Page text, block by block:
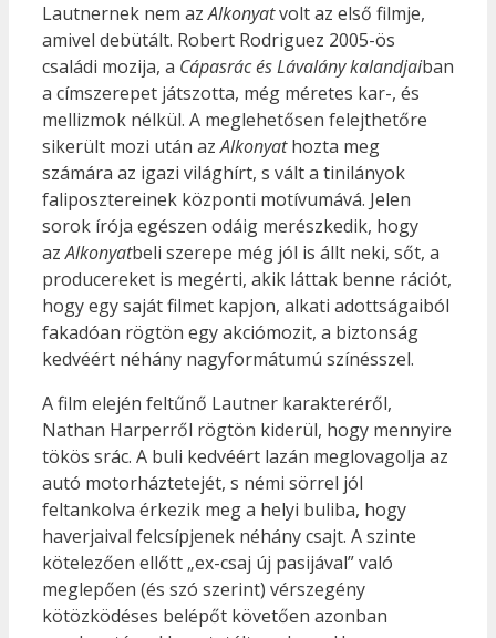
Lautnernek nem azAlkonyatvolt az első filmje,
amivel debütált. Robert Rodriguez 2005-ös
családi mozija, a Cápasrác és Lávalány kalandjaiban
a címszerepet játszotta, még méretes kar-, és
mellizmok nélkül. A meglehetősen felejthetőre
sikerült mozi után azAlkonyathozta meg
számára az igazi világhírt, s vált a tinilányok
faliposztereinek központi motívumává. Jelen
sorok írója egészen odáig merészkedik, hogy
azAlkonyatbeli szerepe még jól is állt neki, sőt, a
producereket is megérti, akik láttak benne rációt,
hogy egy saját filmet kapjon, alkati adottságaiból
fakadóan rögtön egy akciómozit, a biztonság
kedvéért néhány nagyformátumú színésszel.
A film elején feltűnő Lautner karakteréről,
Nathan Harperről rögtön kiderül, hogy mennyire
tökös srác. A buli kedvéért lazán meglovagolja az
autó motorháztetejét, s némi sörrel jól
feltankolva érkezik meg a helyi buliba, hogy
haverjaival felcsípjenek néhány csajt. A szinte
kötelezően ellőtt „ex-csaj új pasijával” való
meglepően (és szó szerint) vérszegény
kötözködéses belépőt követően azonban